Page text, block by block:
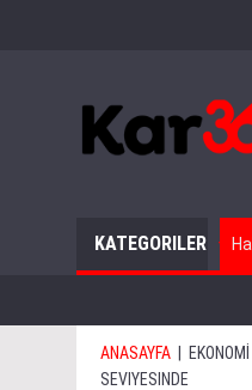
KATEGORILER
ANASAYFA | EKONOMİ
SEVIYESINDE